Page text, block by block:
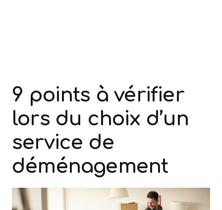
9 points à vérifier
lors du choix d’un
service de
déménagement